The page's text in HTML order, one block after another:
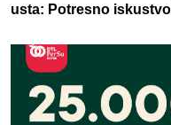
usta: Potresno